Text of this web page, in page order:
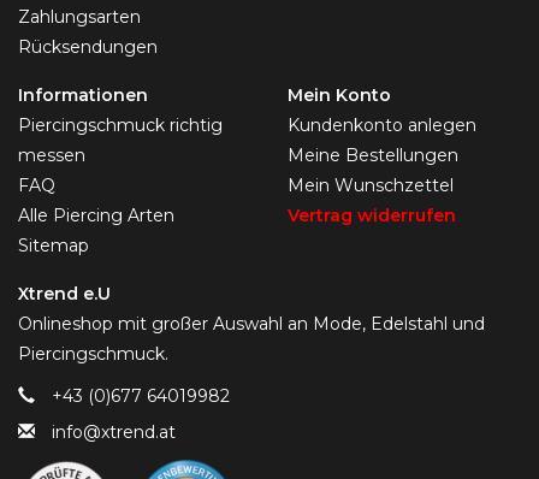
Zahlungsarten
Rücksendungen
Informationen
Piercingschmuck richtig
messen
FAQ
Alle Piercing Arten
Sitemap
Mein Konto
Kundenkonto anlegen
Meine Bestellungen
Mein Wunschzettel
Vertrag widerrufen
Xtrend e.U
Onlineshop mit großer Auswahl an Mode, Edelstahl und
Piercingschmuck.
+43 (0)677 64019982
info@xtrend.at